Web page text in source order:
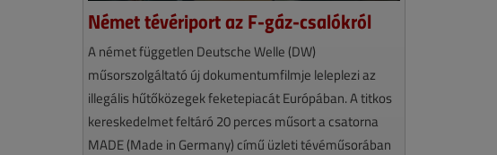
Német tévériport az F-gáz-csalókról
A német független Deutsche Welle (DW)
műsorszolgáltató új dokumentumfilmje leleplezi az
illegális hűtőközegek feketepiacát Európában. A titkos
kereskedelmet feltáró 20 perces műsort a csatorna
MADE (Made in Germany) című üzleti tévéműsorában